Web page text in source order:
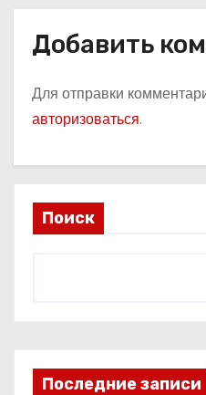
Добавить
Для отправки
авторизоваться.
Поиск
Последние записи